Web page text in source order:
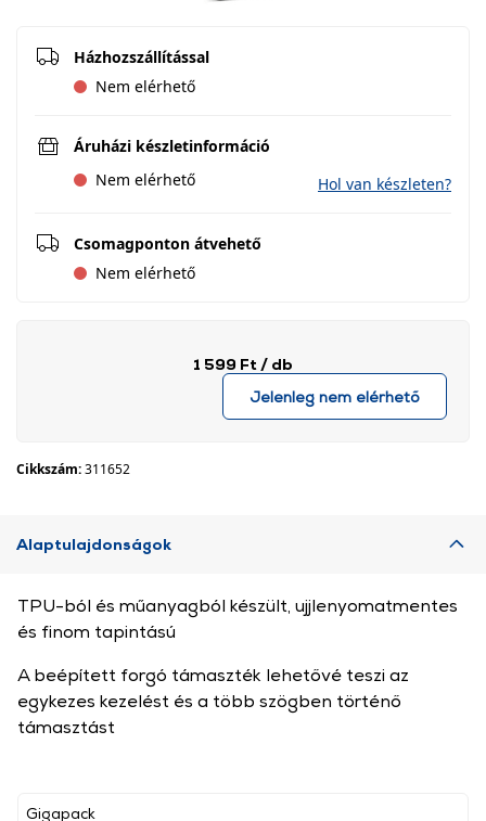
Házhozszállítással
Nem elérhető
Áruházi készletinformáció
Nem elérhető
Hol van készleten?
Csomagponton átvehető
Nem elérhető
1 599 Ft / db
Jelenleg nem elérhető
Cikkszám:311652
Alaptulajdonságok
Gigapack
TPU-ból és műanyagból készült, ujjlenyomatmentes
és finom tapintású
A beépített forgó támaszték lehetővé teszi az
egykezes kezelést és a több szögben történő
támasztást